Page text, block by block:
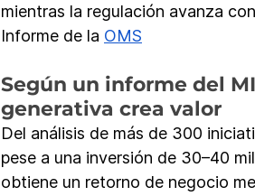
mientras la regulación avanza
Informe de la OMS
Según un informe del
generativa crea valor
Del análisis de más de 300
pese a una inversión de 30–40
obtiene un retorno de negocio